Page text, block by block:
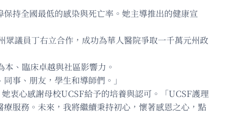
持全國最低的感染與死亡率。她主導推出的健康宣
議員丁右立合作，成功為華人醫院爭取一千萬元州政
、臨床卓越與社區影響力。
事、朋友，學生和導師們。」
衷心感謝母校UCSF給予的培養與認可。「UCSF護理
服務。未來，我將繼續秉持初心，懷著感恩之心，點